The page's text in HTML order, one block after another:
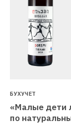
БУХУЧЕТ
«Малые дети
по